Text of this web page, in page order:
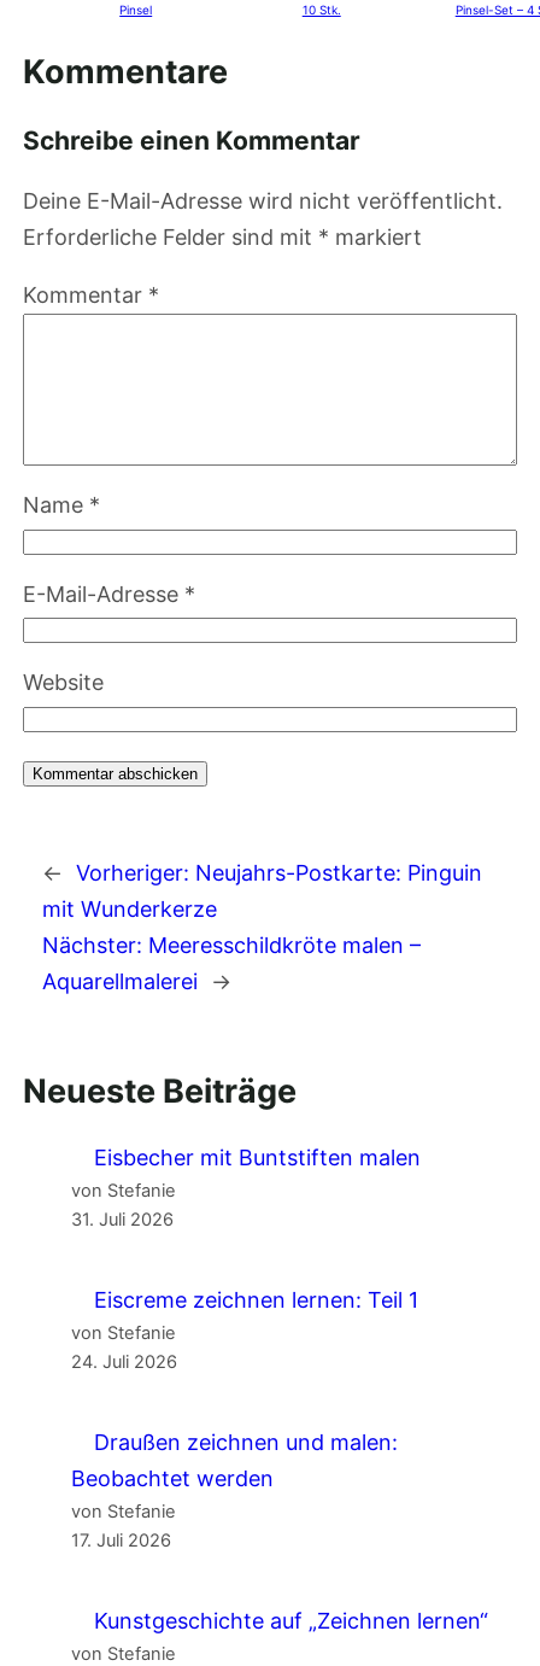
Pinsel
10 Stk.
Pinsel-Set – 4
Kommentare
Schreibe einen Kommentar
Deine E-Mail-Adresse wird nicht veröffentlicht.
Erforderliche Felder sind mit * markiert
Kommentar *
Name *
E-Mail-Adresse *
Website
← Vorheriger: Neujahrs-Postkarte: Pinguin
mit Wunderkerze
Nächster: Meeresschildkröte malen –
Aquarellmalerei
→
Neueste Beiträge
Eisbecher mit Buntstiften malen
von Stefanie
31. Juli 2026
Eiscreme zeichnen lernen: Teil 1
von Stefanie
24. Juli 2026
Draußen zeichnen und malen:
Beobachtet werden
von Stefanie
17. Juli 2026
Kunstgeschichte auf „Zeichnen lernen“
von Stefanie